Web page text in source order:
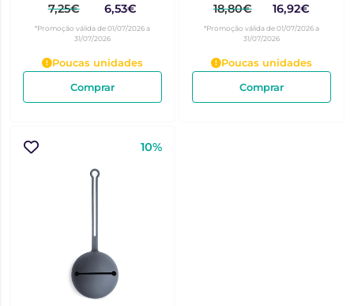
7,25€ 6,53€
*Promoção válida de 01/07/2026 a
31/07/2026
Poucas unidades
Comprar
18,80€ 16,92€
*Promoção válida de 01/07/2026 a
31/07/2026
Poucas unidades
Comprar
10%